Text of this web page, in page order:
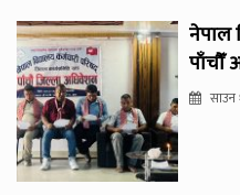
नेपाल
पाँचौँ
साउन